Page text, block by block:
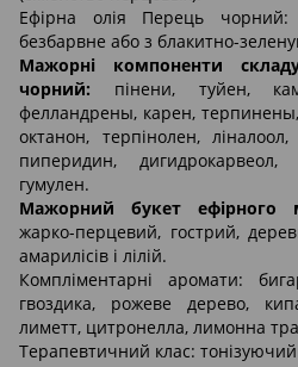
Ефірна олія Перець чорний:
безбарвне або з блакитно-
Мажорні компоненти
чорний: пінени, туйен,
фелландрены, карен,
октанон, терпінолен,
пиперидин, дигидрокарвеол,
гумулен.
Мажорний букет ефірного
жарко-перцевий, гострий,
амарилісів і лілій.
Компліментарні аромати:
гвоздика, рожеве дерево,
лиметт, цитронелла, лимонна
Терапевтичний клас: